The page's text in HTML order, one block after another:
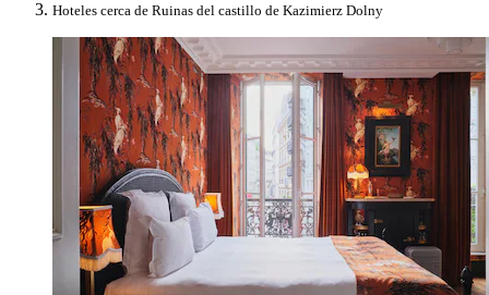
Hoteles cerca de Ruinas del castillo de Kazimierz Dolny